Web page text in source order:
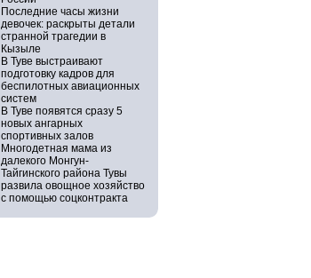
Последние часы жизни
девочек: раскрыты детали
странной трагедии в
Кызыле
В Туве выстраивают
подготовку кадров для
беспилотных авиационных
систем
В Туве появятся сразу 5
новых ангарных
спортивных залов
Многодетная мама из
далекого Монгун-
Тайгинского района Тувы
развила овощное хозяйство
с помощью соцконтракта